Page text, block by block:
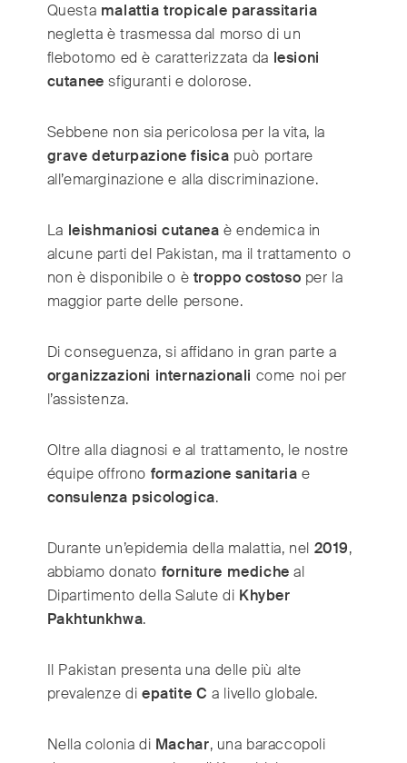
Questa malattia tropicale parassitaria
negletta è trasmessa dal morso di un
flebotomo ed è caratterizzata da lesioni
cutanee sfiguranti e dolorose.
Sebbene non sia pericolosa per la vita, la
grave deturpazione fisica può portare
all’emarginazione e alla discriminazione.
La leishmaniosi cutanea è endemica in
alcune parti del Pakistan, ma il trattamento o
non è disponibile o è troppo costoso per la
maggior parte delle persone.
Di conseguenza, si affidano in gran parte a
organizzazioni internazionali come noi per
l’assistenza.
Oltre alla diagnosi e al trattamento, le nostre
équipe offrono formazione sanitaria e
consulenza psicologica.
Durante un’epidemia della malattia, nel 2019,
abbiamo donato forniture mediche al
Dipartimento della Salute di Khyber
Pakhtunkhwa.
Il Pakistan presenta una delle più alte
prevalenze diepatite C a livello globale.
Nella colonia di Machar, una baraccopoli